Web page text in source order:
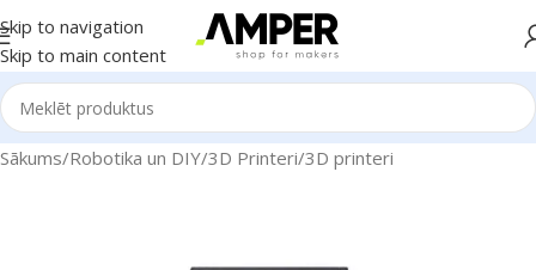
Skip to navigation
Skip to main content
Sākums/Robotika un DIY/3D Printeri/3D printeri